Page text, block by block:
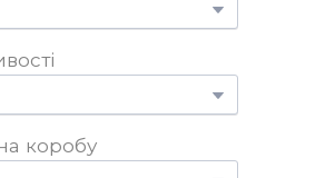
коробу